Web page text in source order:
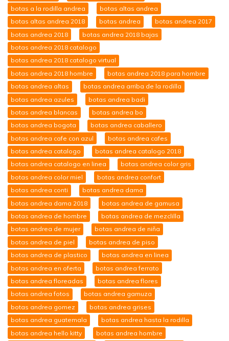
botas a la rodilla andrea
botas altas andrea
botas altas andrea 2018
botas andrea
botas andrea 2017
botas andrea 2018
botas andrea 2018 bajas
botas andrea 2018 catalogo
botas andrea 2018 catalogo virtual
botas andrea 2018 hombre
botas andrea 2018 para hombre
botas andrea altas
botas andrea arriba de la rodilla
botas andrea azules
botas andrea badi
botas andrea blancas
botas andrea bo
botas andrea bogota
botas andrea caballero
botas andrea cafe con azul
botas andrea cafes
botas andrea catalogo
botas andrea catalogo 2018
botas andrea catalogo en linea
botas andrea color gris
botas andrea color miel
botas andrea confort
botas andrea conti
botas andrea dama
botas andrea dama 2018
botas andrea de gamusa
botas andrea de hombre
botas andrea de mezclilla
botas andrea de mujer
botas andrea de niña
botas andrea de piel
botas andrea de piso
botas andrea de plastico
botas andrea en linea
botas andrea en oferta
botas andrea ferrato
botas andrea floreadas
botas andrea flores
botas andrea fotos
botas andrea gamuza
botas andrea gomez
botas andrea grises
botas andrea guatemala
botas andrea hasta la rodilla
botas andrea hello kitty
botas andrea hombre